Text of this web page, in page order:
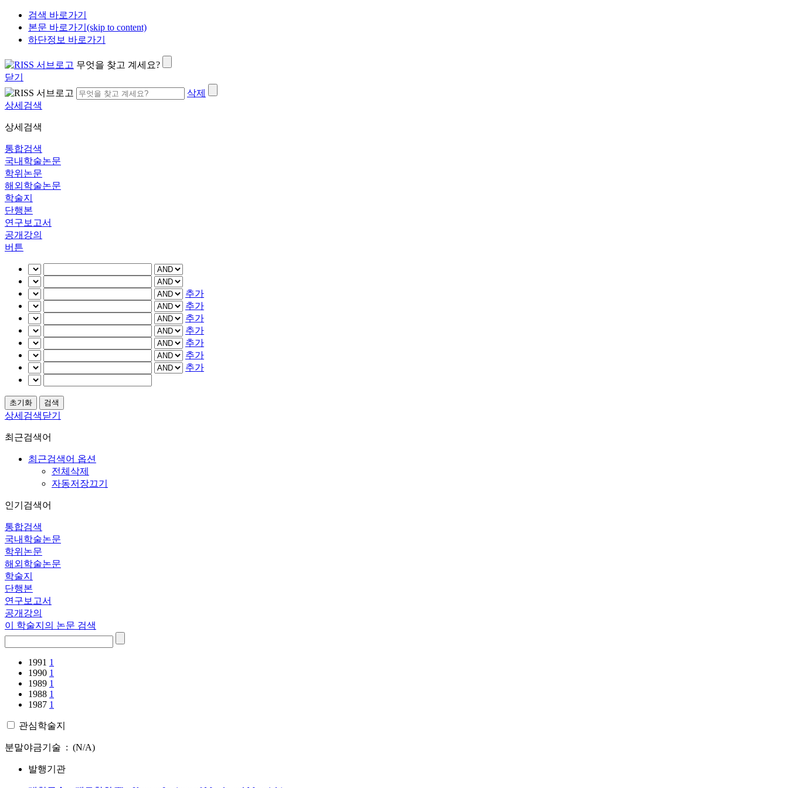
검색 바로가기
본문 바로가기(skip to content)
하단정보 바로가기
무엇을 찾고 계세요?
닫기
삭제
상세검색
상세검색
통합검색
국내학술논문
학위논문
해외학술논문
학술지
단행본
연구보고서
공개강의
버튼
추가
추가
추가
추가
추가
추가
추가
상세검색닫기
최근검색어
최근검색어 옵션
전체삭제
자동저장끄기
인기검색어
통합검색
국내학술논문
학위논문
해외학술논문
학술지
단행본
연구보고서
공개강의
이 학술지의 논문 검색
1991 1
1990 1
1989 1
1988 1
1987 1
관심학술지
분말야금기술 : (N/A)
발행기관